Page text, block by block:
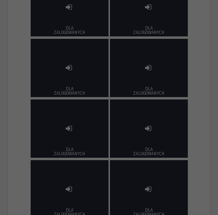
DLA
ZALOGOWANYCH
DLA
ZALOGOWANYCH
DLA
ZALOGOWANYCH
DLA
ZALOGOWANYCH
DLA
ZALOGOWANYCH
DLA
ZALOGOWANYCH
DLA
DLA